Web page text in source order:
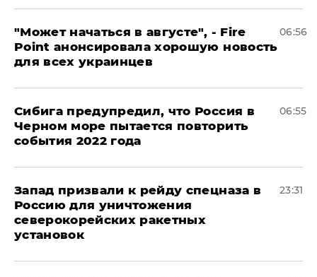
"Может начаться в августе", - Fire
Point анонсировала хорошую новость
для всех украинцев
06:56
Сибига предупредил, что Россия в
Черном море пытается повторить
события 2022 года
06:55
Запад призвали к рейду спецназа в
Россию для уничтожения
северокорейских ракетных
установок
23:31